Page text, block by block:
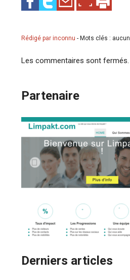
Rédigé par inconnu- Mots clés : aucun
Les commentaires sont fermés.
Partenaire
Derniers articles